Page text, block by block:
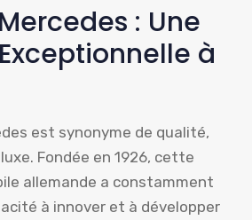
: Une
à
est synonyme de qualité,
Fondée en 1926, cette
allemande a constamment
à innover et à développer